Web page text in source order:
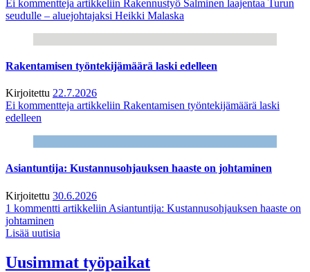
Ei kommentteja artikkeliin Rakennustyö Salminen laajentaa Turun
seudulle – aluejohtajaksi Heikki Malaska
Rakentamisen työntekijämäärä laski edelleen
Kirjoitettu 22.7.2026
Ei kommentteja artikkeliin Rakentamisen työntekijämäärä laski
edelleen
Asiantuntija: Kustannusohjauksen haaste on johtaminen
Kirjoitettu 30.6.2026
1 kommentti artikkeliin Asiantuntija: Kustannusohjauksen haaste on
johtaminen
Lisää uutisia
Uusimmat työpaikat